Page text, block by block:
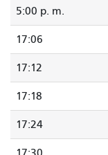
5:00 p. m.
17:06
17:12
17:18
17:24